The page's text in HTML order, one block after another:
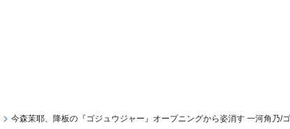
今森茉耶、降板の『ゴジュウジャー』オープニングから姿消す 一河角乃/